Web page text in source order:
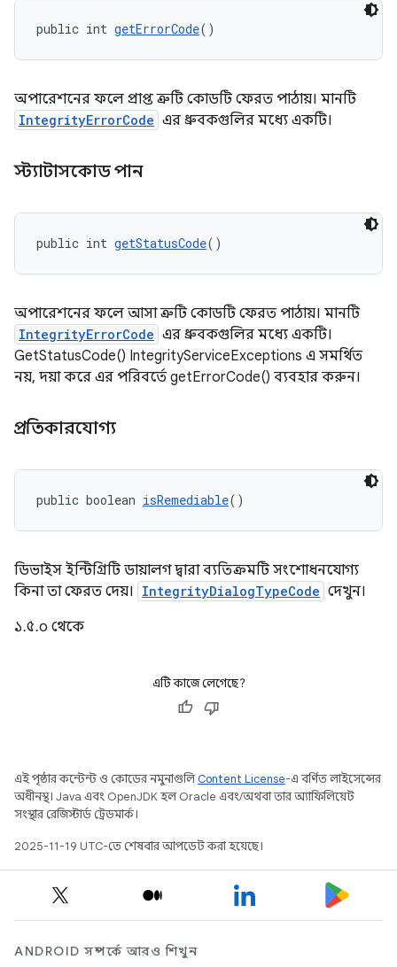
public int getErrorCode()
অপারেশনের ফলে প্রাপ্ত ত্রুটি কোডটি ফেরত পাঠায়। মানটি
IntegrityErrorCode এর ধ্রুবকগুলির মধ্যে একটি।
স্ট্যাটাসকোড পান
public int getStatusCode()
অপারেশনের ফলে আসা ত্রুটি কোডটি ফেরত পাঠায়। মানটি
IntegrityErrorCode এর ধ্রুবকগুলির মধ্যে একটি।
GetStatusCode() IntegrityServiceExceptions এ সমর্থিত
নয়, দয়া করে এর পরিবর্তে getErrorCode() ব্যবহার করুন।
প্রতিকারযোগ্য
public boolean isRemediable()
ডিভাইস ইন্টিগ্রিটি ডায়ালগ দ্বারা ব্যতিক্রমটি সংশোধনযোগ্য
কিনা তা ফেরত দেয়।
IntegrityDialogTypeCode দেখুন।
১.৫.০ থেকে
এটি কাজে লেগেছে?
এই পৃষ্ঠার কন্টেন্ট ও কোডের নমুনাগুলিContent License-এ বর্ণিত লাইসেন্সের
অধীনস্থ। Java এবং OpenJDK হল Oracle এবং/অথবা তার অ্যাফিলিয়েট
সংস্থার রেজিস্টার্ড ট্রেডমার্ক।
2025-11-19 UTC-তে শেষবার আপডেট করা হয়েছে।
ANDROID সম্পর্কে আরও শিখুন